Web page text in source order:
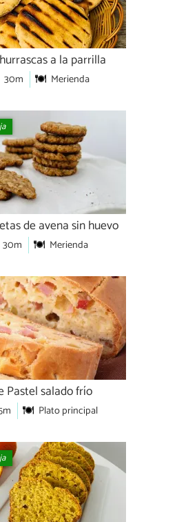
a la parrilla
30m Merienda
de avena sin huevo
30m Merienda
Pastel salado frío
Plato principal